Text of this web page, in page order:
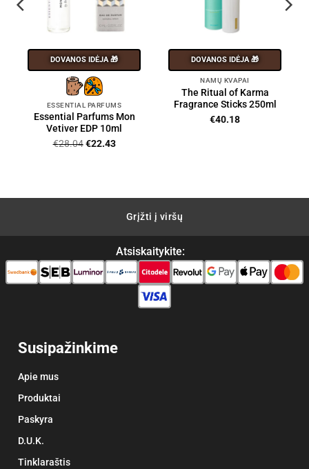
DOVANOS IDĖJA 🎁
ESSENTIAL PARFUMS
Essential Parfums Mon
Vetiver EDP 10ml
€28.04 Original
€22.43Current
DOVANOS IDĖJA 🎁
NAMŲ KVAPAI
The Ritual of Karma
Fragrance Sticks 250ml
€40.18
Grįžti į viršų
Atsiskaitykite:
Susipažinkime
Apie mus
Produktai
Paskyra
D.U.K.
Tinklaraštis